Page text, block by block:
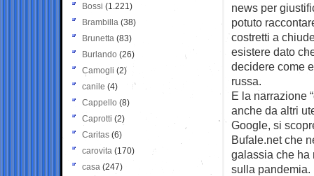
news per
potuto
costretti a
esistere dato
decidere come
russa.
E la narrazione
anche da altri
Google, si
Bufale.net che
galassia che ha
sulla pandemia.
Bossi (1.221)
Brambilla (38)
Brunetta (83)
Burlando (26)
Camogli (2)
canile (4)
Cappello (8)
Caprotti (2)
Caritas (6)
carovita (170)
casa (247)